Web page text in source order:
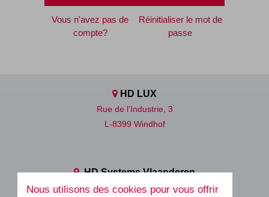
Vous n'avez pas de
compte?
Réinitialiser le mot de
passe
HD LUX
Rue de l'Industrie, 3
L-8399 Windhof
HD Systems Vlaanderen
Avenue Robert Schuman, 112
Nous utilisons des cookies pour vous offrir